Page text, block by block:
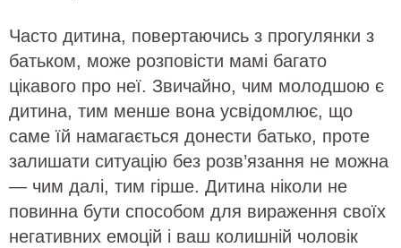
Часто дитина, повертаючись з прогулянки з
батьком, може розповісти мамі багато
цікавого про неї. Звичайно, чим молодшою є
дитина, тим менше вона усвідомлює, що
саме їй намагається донести батько, проте
залишати ситуацію без розв’язання не можна
— чим далі, тим гірше. Дитина ніколи не
повинна бути способом для вираження своїх
негативних емоцій і ваш колишній чоловік